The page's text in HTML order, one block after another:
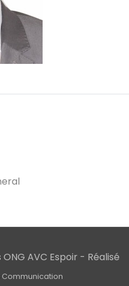
AVC Espoir - Réalisé